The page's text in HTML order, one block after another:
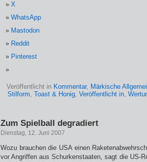
X
WhatsApp
Mastodon
Reddit
Pinterest
Veröffentlicht in Kommentar, Märkische
Stilform, Toast & Honig, Veröffentlicht in,
Zum Spielball degradiert
Dienstag, 12. Juni 2007
Wozu brauchen die USA einen
vor Angriffen aus Schurkenstaaten, sagt die US-